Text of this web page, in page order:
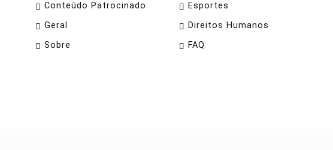
Conteúdo Patrocinado
Esportes
Geral
Direitos Humanos
Sobre
FAQ